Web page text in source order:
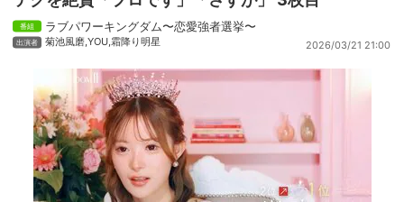
ラブパワーキングダム〜恋愛強者選挙〜
菊池風磨,YOU,霜降り明星 2026/03/21 21:00